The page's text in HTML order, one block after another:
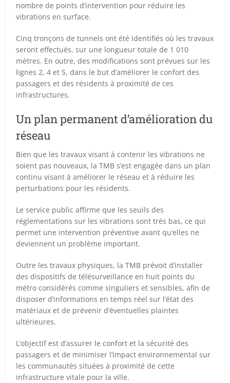
nombre de points d’intervention pour réduire les
vibrations en surface.
Cinq tronçons de tunnels ont été identifiés où les travaux
seront effectués, sur une longueur totale de 1 010
mètres. En outre, des modifications sont prévues sur les
lignes 2, 4 et 5, dans le but d’améliorer le confort des
passagers et des résidents à proximité de ces
infrastructures.
Un plan permanent d’amélioration du
réseau
Bien que les travaux visant à contenir les vibrations ne
soient pas nouveaux, la TMB s’est engagée dans un plan
continu visant à améliorer le réseau et à réduire les
perturbations pour les résidents.
Le service public affirme que les seuils des
réglementations sur les vibrations sont très bas, ce qui
permet une intervention préventive avant qu’elles ne
deviennent un problème important.
Outre les travaux physiques, la TMB prévoit d’installer
des dispositifs de télésurveillance en huit points du
métro considérés comme singuliers et sensibles, afin de
disposer d’informations en temps réel sur l’état des
matériaux et de prévenir d’éventuelles plaintes
ultérieures.
L’objectif est d’assurer le confort et la sécurité des
passagers et de minimiser l’impact environnemental sur
les communautés situées à proximité de cette
infrastructure vitale pour la ville.